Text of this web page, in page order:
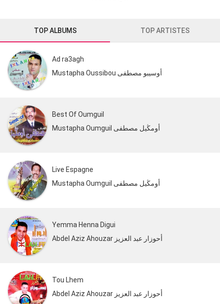
TOP ALBUMS TOP ARTISTES
Ad ra3agh
Mustapha Oussibou أوسيبو مصطفى
Best Of Oumguil
Mustapha Oumguil أومڭيل مصطفى
Live Espagne
Mustapha Oumguil أومڭيل مصطفى
Yemma Henna Digui
Abdel Aziz Ahouzar أحوزار عبد العزيز
Tou Lhem
Abdel Aziz Ahouzar أحوزار عبد العزيز